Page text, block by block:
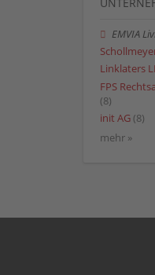
EMVIA
Linklaters
FPS
(8)
init AG (8)
mehr »